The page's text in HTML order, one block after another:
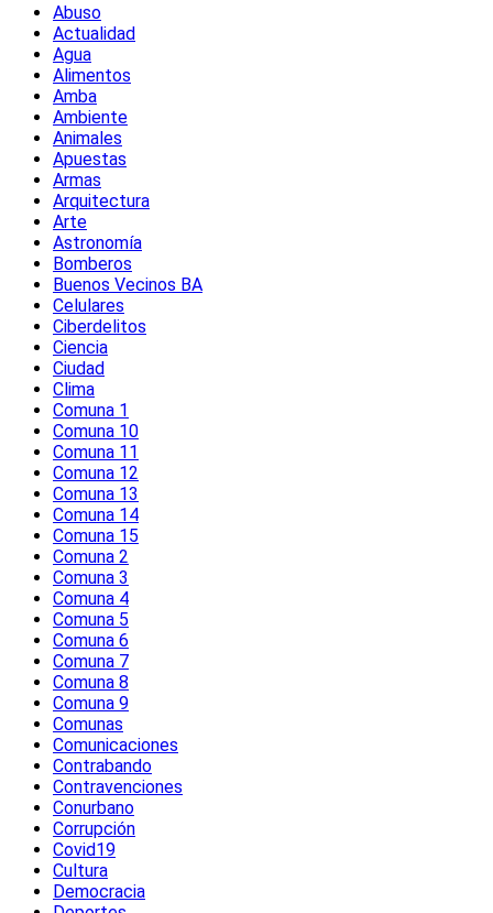
Abuso
Actualidad
Agua
Alimentos
Amba
Ambiente
Animales
Apuestas
Armas
Arquitectura
Arte
Astronomía
Bomberos
Buenos Vecinos BA
Celulares
Ciberdelitos
Ciencia
Ciudad
Clima
Comuna 1
Comuna 10
Comuna 11
Comuna 12
Comuna 13
Comuna 14
Comuna 15
Comuna 2
Comuna 3
Comuna 4
Comuna 5
Comuna 6
Comuna 7
Comuna 8
Comuna 9
Comunas
Comunicaciones
Contrabando
Contravenciones
Conurbano
Corrupción
Covid19
Cultura
Democracia